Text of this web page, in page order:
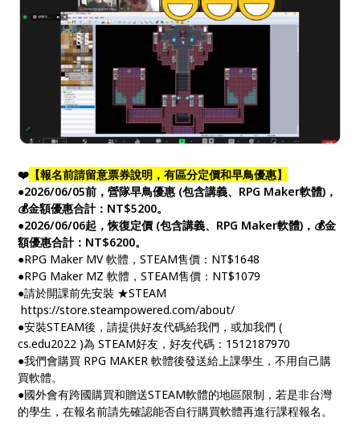
❤️ 【報名前請留意票券說明，有區分定價和早鳥優惠】
●2026/06/05前，營隊早鳥優惠 (包含講義、RPG Maker軟體)，
💰金額優惠合計：NT$5200。
●2026/06/06起，恢復定價 (包含講義、RPG Maker軟體)，💰金
額優惠合計：NT$6200。
●RPG Maker MV 軟體，STEAM售價：NT$1648
●RPG Maker MZ 軟體，STEAM售價：NT$1079
●請於開課前先安裝 ★STEAM
https://store.steampowered.com/about/
●安裝STEAM後，請提供好友代碼給我們，或加我們 (
cs.edu2022 )為 STEAM好友，好友代碼：1512187970
●我們會購買 RPG MAKER 軟體後發送給上課學生，不用自己購
買軟體。
●國外會有跨國購買和贈送STEAM軟體的地區限制，若是非台灣
的學生，在報名前請先確認能否自行購買軟體再進行課程報名。